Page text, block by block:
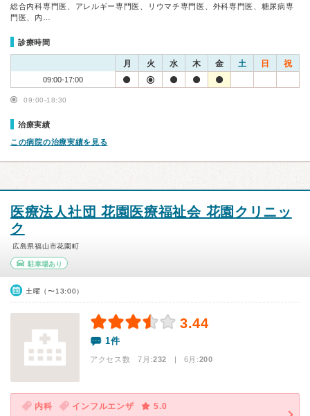
総合内科専門医、アレルギー専門医、リウマチ専門医、外科専門医、糖尿病専
門医、内…
診療時間
月 火 水 木 金 土 日 祝
09:00-17:00
09:00-18:30
治療実績
この病院の治療実績を見る
医療法人社団 花園医療福祉会 花園クリニッ
ク
広島県福山市花園町
駐車場あり
土曜（〜13:00）
3.44
1件
アクセス数 7月:232 | 6月:200
内科 インフルエンザ
5.0